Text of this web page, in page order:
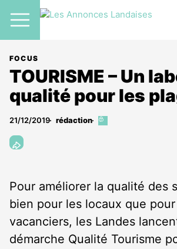
FOCUS
TOURISME – Un
qualité pour les
21/12/2019 rédaction
Cet
Pour améliorer la qualité des
bien pour les locaux que
vacanciers, les Landes
démarche Qualité Tourisme